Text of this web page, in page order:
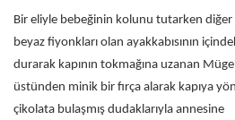
Bir eliyle bebeğinin kolunu tutarken diğer
beyaz fiyonkları olan ayakkabısının
durarak kapının tokmağına uzanan
üstünden minik bir fırça alarak kapıya
çikolata bulaşmış dudaklarıyla annesine